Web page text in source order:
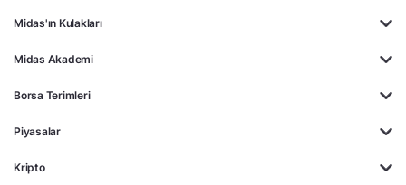
Midas'ın Kulakları
Midas Akademi
Borsa Terimleri
Piyasalar
Kripto